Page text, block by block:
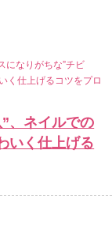
になりがちな”チビ
く仕上げるコツをプロ
、ネイルでの
いく仕上げる